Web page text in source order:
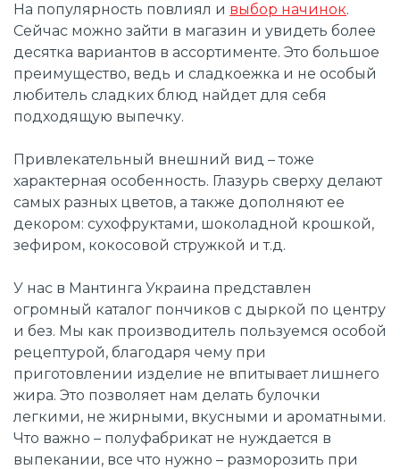
На популярность повлиял и выбор начинок.
Сейчас можно зайти в магазин и увидеть более
десятка вариантов в ассортименте. Это большое
преимущество, ведь и сладкоежка и не особый
любитель сладких блюд найдет для себя
подходящую выпечку.
Привлекательный внешний вид – тоже
характерная особенность. Глазурь сверху делают
самых разных цветов, а также дополняют ее
декором: сухофруктами, шоколадной крошкой,
зефиром, кокосовой стружкой и т.д.
У нас в Мантинга Украина представлен
огромный каталог пончиков с дыркой по центру
и без. Мы как производитель пользуемся особой
рецептурой, благодаря чему при
приготовлении изделие не впитывает лишнего
жира. Это позволяет нам делать булочки
легкими, не жирными, вкусными и ароматными.
Что важно – полуфабрикат не нуждается в
выпекании, все что нужно – разморозить при